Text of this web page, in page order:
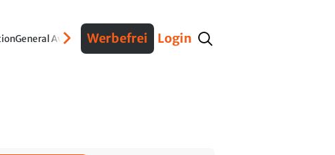
General AviationVerteidigungInterviews Fracht
Werbefrei Login